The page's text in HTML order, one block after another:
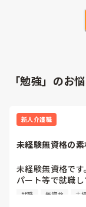
「勉強」のお
新人介護職
未経験無資格の
未経験無資格です。
パート等で就職
か？
就職 無資格 未